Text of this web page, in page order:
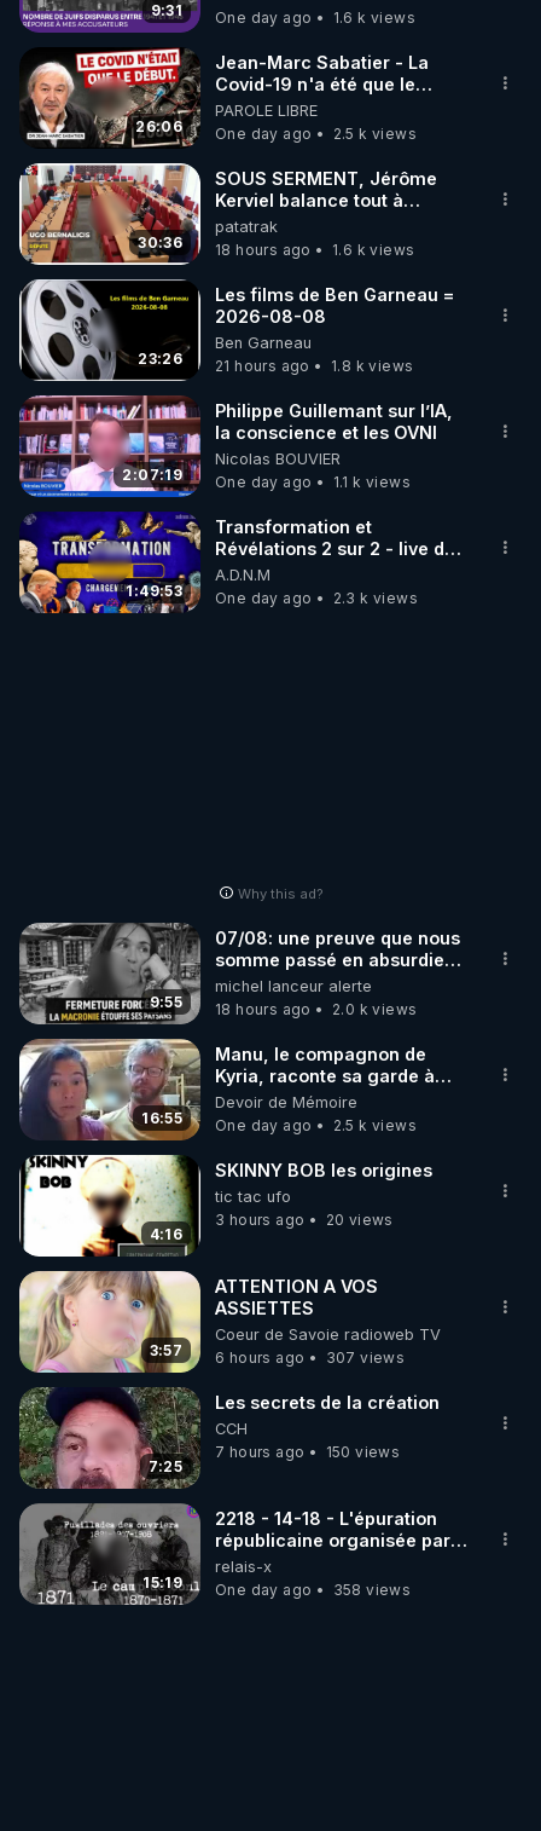
code : REGENERE10
▶ 30 jours gratuit sur l’application de méditation et
de bien-être ENVOL :
Rendez-vous sur https://www.envol.app/code
le code : REGENERE
9:31
One day ago
1.6 k views
26:06
Jean-Marc Sabatier - La
Covid-19 n'a été que le
début - L'ARNm & l'ARNm-aa
jusqu où auront-t-il ?
PAROLE LIBRE
One day ago
2.5 k views
30:36
SOUS SERMENT, Jérôme
Kerviel balance tout à
l'Assemblée !
patatrak
18 hours ago
1.6 k views
23:26
Les films de Ben Garneau =
2026-08-08
Ben Garneau
21 hours ago
1.8 k views
2:07:19
Philippe Guillemant sur l’IA,
la conscience et les OVNI
Nicolas BOUVIER
One day ago
1.1 k views
1:49:53
Transformation et
Révélations 2 sur 2 - live du
07/08/26
A.D.N.M
One day ago
2.3 k views
Why this ad?
9:55
07/08: une preuve que nous
somme passé en absurdie
une dictature qui veut faire
taire ses opposant !
michel lanceur alerte
18 hours ago
2.0 k views
16:55
Manu, le compagnon de
Kyria, raconte sa garde à
vue musclée. PARTAGEZ!
Devoir de Mémoire
One day ago
2.5 k views
4:16
SKINNY BOB les origines
tic tac ufo
3 hours ago
20 views
3:57
ATTENTION A VOS
ASSIETTES
Coeur de Savoie radioweb TV
6 hours ago
307 views
7:25
Les secrets de la création
CCH
7 hours ago
150 views
15:19
2218 - 14-18 - L'épuration
républicaine organisée par
les frères de la truelle
relais-x
One day ago
358 views